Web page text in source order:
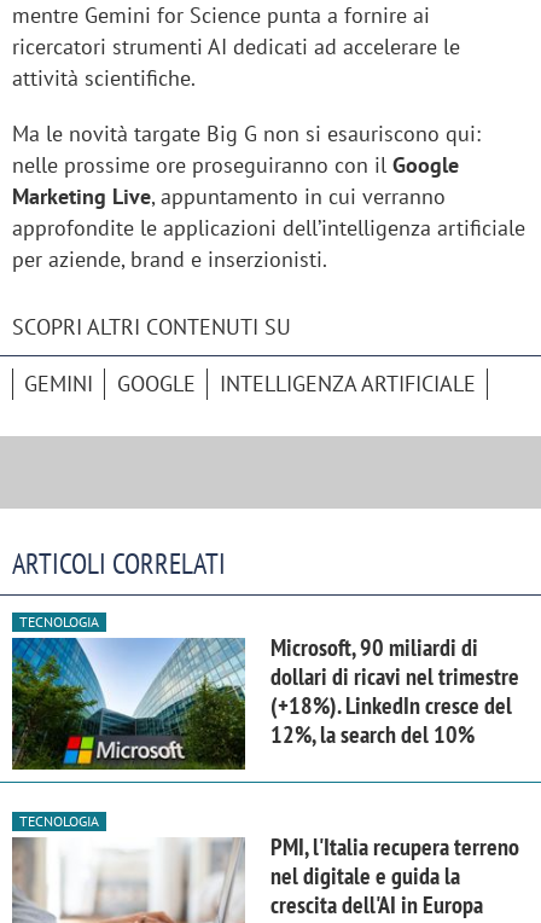
mentre Gemini for Science punta a fornire ai
ricercatori strumenti AI dedicati ad accelerare le
attività scientifiche.
Ma le novità targate Big G non si esauriscono qui:
nelle prossime ore proseguiranno con il Google
Marketing Live, appuntamento in cui verranno
approfondite le applicazioni dell’intelligenza artificiale
per aziende, brand e inserzionisti.
SCOPRI ALTRI CONTENUTI SU
GEMINI GOOGLE INTELLIGENZA ARTIFICIALE
ARTICOLI CORRELATI
TECNOLOGIA
Microsoft, 90 miliardi di
dollari di ricavi nel trimestre
(+18%). LinkedIn cresce del
12%, la search del 10%
TECNOLOGIA
PMI, l'Italia recupera terreno
nel digitale e guida la
crescita dell'AI in Europa